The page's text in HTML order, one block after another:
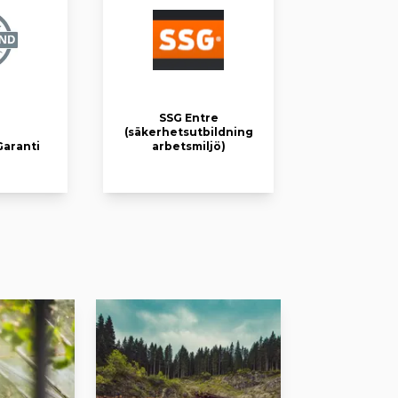
SSG Entre
(säkerhetsutbildning
arbetsmiljö)